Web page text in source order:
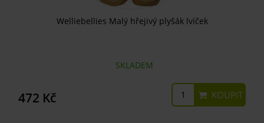
Welliebellies Malý hřejivý plyšák lvíček
SKLADEM
472 Kč KOUPIT